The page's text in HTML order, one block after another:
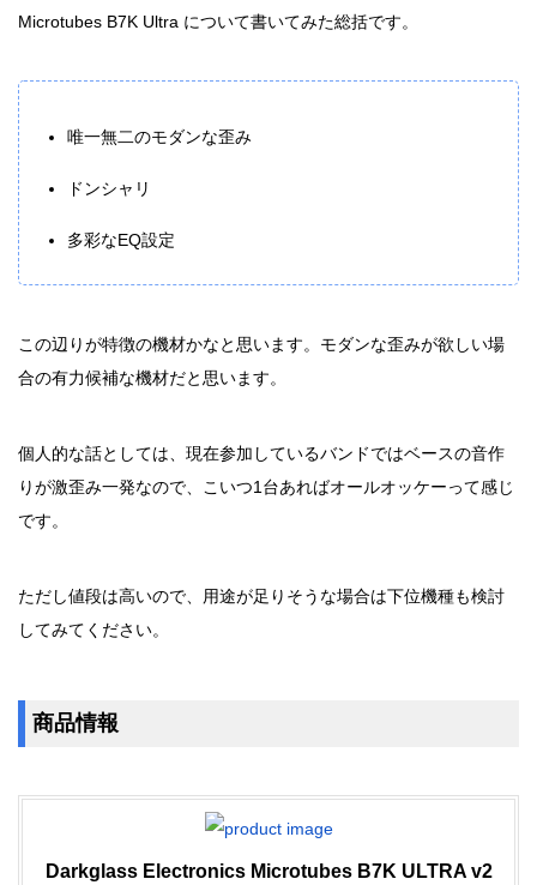
Microtubes B7K Ultra について書いてみた総括です。
唯一無二のモダンな歪み
ドンシャリ
多彩なEQ設定
この辺りが特徴の機材かなと思います。モダンな歪みが欲しい場
合の有力候補な機材だと思います。
個人的な話としては、現在参加しているバンドではベースの音作
りが激歪み一発なので、こいつ1台あればオールオッケーって感じ
です。
ただし値段は高いので、用途が足りそうな場合は下位機種も検討
してみてください。
商品情報
Darkglass Electronics Microtubes B7K ULTRA v2